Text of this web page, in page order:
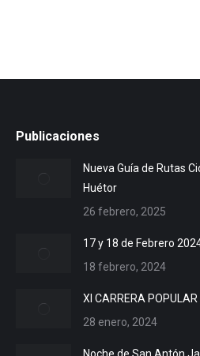
Publicaciones
Nueva Guía de Rutas
Huétor
26 febrero, 2025
17 y 18 de Febrero
18 febrero, 2024
XI CARRERA
28 enero, 2024